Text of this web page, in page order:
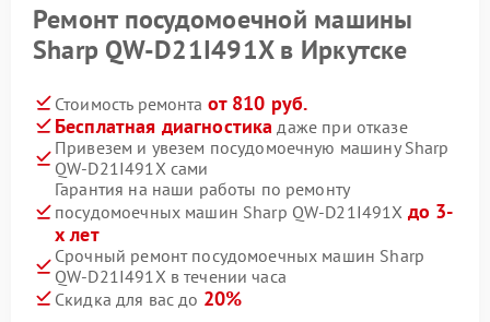
Ремонт посудомоечной машины
Sharp QW-D21I491X в Иркутске
Стоимость ремонта от 810 руб.
Бесплатная диагностика даже при отказе
Привезем и увезем посудомоечную машину Sharp
QW-D21I491X сами
Гарантия на наши работы по ремонту
посудомоечных машин Sharp QW-D21I491X до 3-
х лет
Срочный ремонт посудомоечных машин Sharp
QW-D21I491X в течении часа
Скидка для вас до 20%